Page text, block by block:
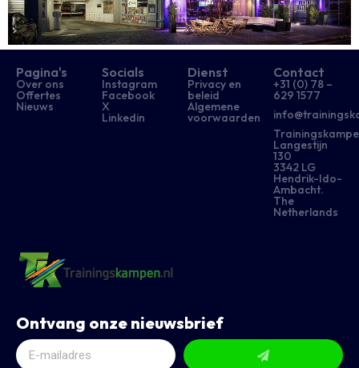
Pagina's
Over ons
Offertes
Nieuws
Socials
Instagram
Facebook
X
Linkedin
Dienst
Privacy en
beleid
Algemene
voorwaarden
Contact
+31 (0) 78 –
629 1577​
Langestijn
130
3342 LG
Hendrik-Ido-
Ambacht.
The
Netherlands
Ontvang onze nieuwsbrief